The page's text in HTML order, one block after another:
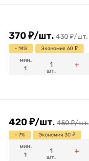
370 ₽/шт. 430₽/шт.
- 14% Экономия 60 ₽
мин.
1
шт.
420 ₽/шт. 450₽/шт.
- 7% Экономия 30 ₽
мин.
1
шт.